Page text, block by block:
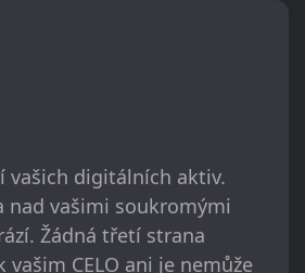
vašich digitálních aktiv.
nad vašimi soukromými
Žádná třetí strana
CELO ani je nemůže